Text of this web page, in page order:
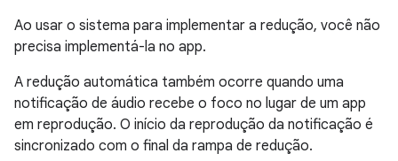
Ao usar o sistema para implementar a redução, você não
precisa implementá-la no app.
A redução automática também ocorre quando uma
notificação de áudio recebe o foco no lugar de um app
em reprodução. O início da reprodução da notificação é
sincronizado com o final da rampa de redução.